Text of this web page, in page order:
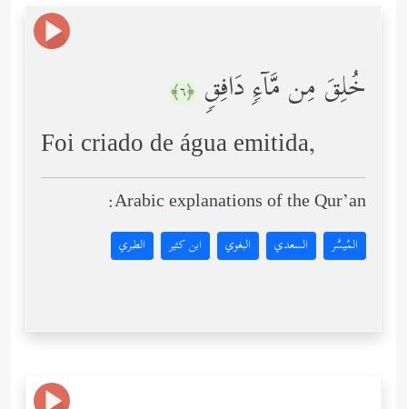
خُلِقَ مِن مَّاۤءࣲ دَافِقࣲ ﴿٦﴾
Foi criado de água emitida,
Arabic explanations of the Qur’an:
المُيسَّر السعدي البغوي ابن كثير الطبري